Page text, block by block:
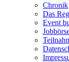
Chronik
Das
Event